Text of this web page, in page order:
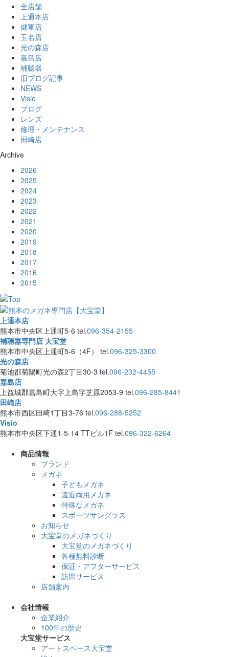
全店舗
上通本店
健軍店
玉名店
光の森店
嘉島店
補聴器
旧ブログ記事
NEWS
Visio
ブログ
レンズ
修理・メンテナンス
田崎店
Archive
2026
2025
2024
2023
2022
2021
2020
2019
2018
2017
2016
2015
上通本店
熊本市中央区上通町5-6 tel.096-354-2155
補聴器専門店 大宝堂
熊本市中央区上通町5-6（4F） tel.096-325-3300
光の森店
菊池郡菊陽町光の森2丁目30-3 tel.096-232-4455
嘉島店
上益城郡嘉島町大字上島字芝原2053-9 tel.096-285-8441
田崎店
熊本市西区田崎1丁目3-76 tel.096-288-5252
Visio
熊本市中央区下通1-5-14 TTビル1F tel.096-322-6264
商品情報
ブランド
メガネ
子どもメガネ
遠近両用メガネ
特殊なメガネ
スポーツサングラス
お知らせ
大宝堂のメガネづくり
大宝堂のメガネづくり
各種無料診断
保証・アフターサービス
訪問サービス
店舗案内
会社情報
企業紹介
100年の歴史
大宝堂サービス
アートスペース大宝堂